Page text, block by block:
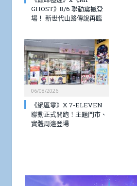
GHOST》8/6 聯動震撼登
場！ 新世代山路傳說再臨
06/08/2026
《絕區零》X 7-ELEVEN
聯動正式開跑！主題門市、
實體周邊登場